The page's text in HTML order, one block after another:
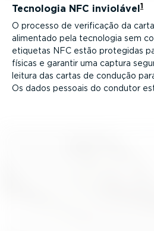
Tecnologia NFC inviolável1
O processo de verificação da
alimentado pela tecnologia sem
etiquetas NFC estão protegidas
físicas e garantir uma captura
leitura das cartas de condução
Os dados pessoais do condutor